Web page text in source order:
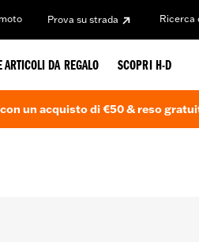
Prova su strada Ricerca
ARTICOLI DA REGALO SCOPRI H-D
un acquisto di €50 & reso